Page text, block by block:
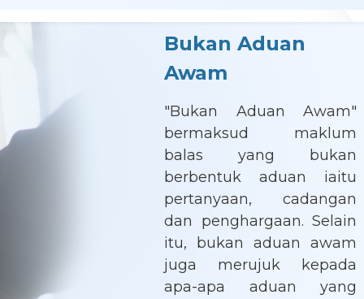
Bukan Aduan
Awam
"Bukan Aduan Awam"
bermaksud maklum
balas yang bukan
berbentuk aduan iaitu
pertanyaan, cadangan
dan penghargaan. Selain
itu, bukan aduan awam
juga merujuk kepada
apa-apa aduan yang